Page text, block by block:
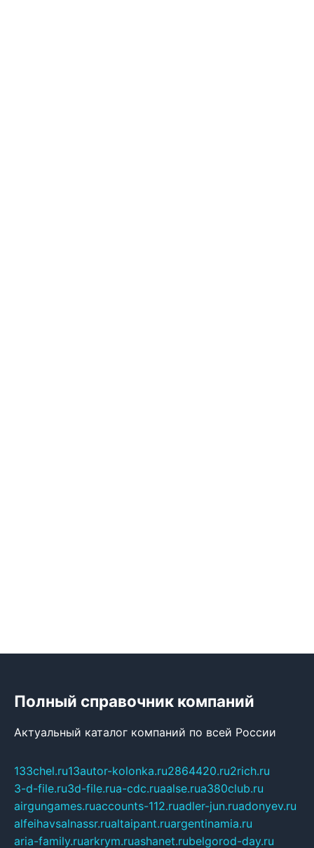
Полный справочник компаний
Актуальный каталог компаний по всей России
133chel.ru13autor-kolonka.ru2864420.ru2rich.ru
3-d-file.ru3d-file.rua-cdc.ruaalse.rua380club.ru
airgungames.ruaccounts-112.ruadler-jun.ruadonyev.ru
alfeihavsalnassr.rualtaipant.ruargentinamia.ru
aria-family.ruarkrym.ruashanet.rubelgorod-day.ru